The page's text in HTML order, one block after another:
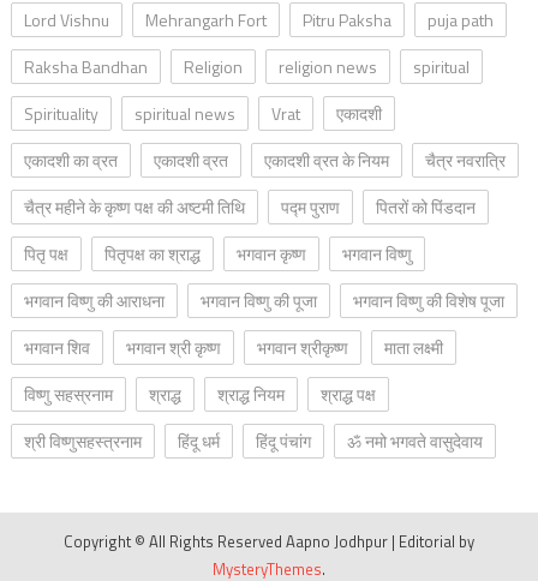
Lord Vishnu
Mehrangarh Fort Pitru Paksha
puja path
Raksha Bandhan
Religion religion news
spiritual
Spirituality
spiritual news Vrat
एकादशी
एकादशी का व्रत
एकादशी व्रत एकादशी व्रत के नियम
चैत्र नवरात्रि
चैत्र महीने के कृष्ण पक्ष की अष्टमी तिथि
पद्म पुराण
पितरों को पिंडदान
पितृ पक्ष
पितृपक्ष का श्राद्ध भगवान कृष्ण
भगवान विष्णु
भगवान विष्णु की आराधना
भगवान विष्णु की पूजा
भगवान विष्णु की विशेष पूजा
भगवान शिव
भगवान श्री कृष्ण भगवान श्रीकृष्ण
माता लक्ष्मी
विष्णु सहस्रनाम
श्राद्ध श्राद्ध नियम
श्राद्ध पक्ष
श्री विष्णुसहस्त्रनाम
हिंदू धर्म हिंदू पंचांग ॐ नमो भगवते वासुदेवाय
Copyright © All Rights Reserved Aapno Jodhpur | Editorial by
MysteryThemes.